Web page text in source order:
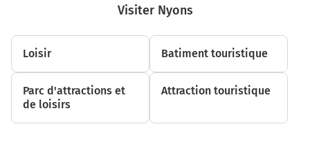
Visiter Nyons
Loisir Batiment touristique
Parc d'attractions et
de loisirs
Attraction touristique